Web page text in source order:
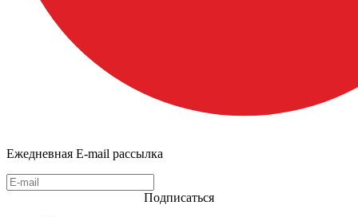
Ежедневная E-mail рассылка
Подписаться